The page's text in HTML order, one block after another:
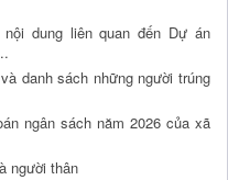
dung liên quan đến Dự án
danh sách những người trúng
ngân sách năm 2026 của xã
người thân